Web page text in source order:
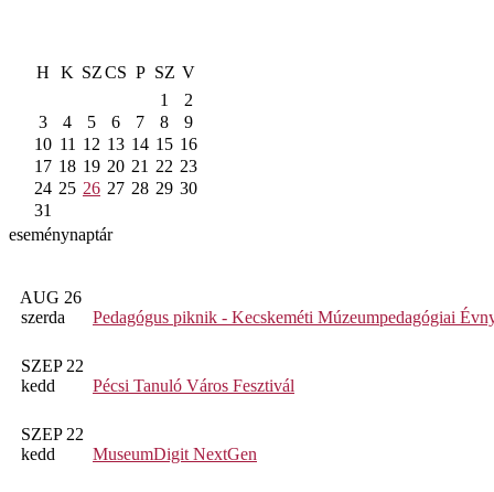
H K SZCS P SZ V
1
2
3
4 5 6 7 8
9
10 11 12 13 14 15 16
17 18 19 20 21 22 23
24 25 26 27 28 29 30
31
eseménynaptár
AUG 26
szerda
Pedagógus piknik - Kecskeméti Múzeumpedagógiai
SZEP 22
kedd
Pécsi Tanuló Város Fesztivál
SZEP 22
kedd
MuseumDigit NextGen